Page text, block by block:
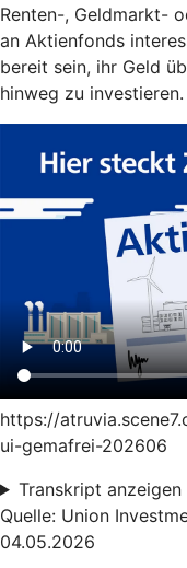
Renten-, Geldmarkt-
an Aktienfonds
bereit sein, ihr Geld
hinweg zu investieren.
https://
ui-gemafrei-202606
Transkript anzeigen
Quelle: Union
04.05.2026